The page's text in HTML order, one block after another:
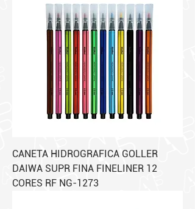
CANETA HIDROGRAFICA GOLLER
DAIWA SUPR FINA FINELINER 12
CORES RF NG-1273